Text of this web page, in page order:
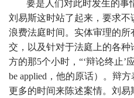
要是人们对此时发生的事
刘易斯这时站了起来，要求
浪费法庭时间。实体审理的
交，以及针对于法庭上的各
方的那5个小时，“‘辩论终止’
be applied，他的原话）。辩
更多的时间来陈述案情。刘